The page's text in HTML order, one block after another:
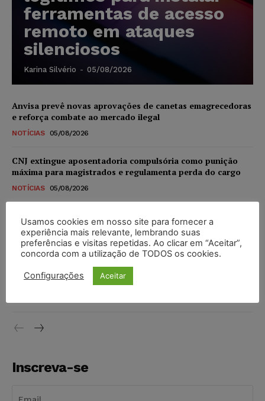
ferramentas de acesso
remoto em ataques
silenciosos
Karina Silvério - 05/08/2026
Anvisa prevê novas aprovações de canetas emagrecedoras
e reforça combate ao mercado ilegal
NOTÍCIAS 05/08/2026
CNJ extingue aposentadoria compulsória como punição
máxima para magistrados e regulamenta perda do cargo
NOTÍCIAS 05/08/2026
Justiça de SP rejeita ação da família de Alexandre de
Moraes contra senador Alessandro Vieira
NOTÍCIAS 05/08/2026
Conselho Nacional de Justiça determina afastamento da
juíza Gabriela Hardt por dois anos
Inscreva-se
Usamos cookies em nosso site para fornecer a
experiência mais relevante, lembrando suas
preferências e visitas repetidas. Ao clicar em “Aceitar”,
concorda com a utilização de TODOS os cookies.
Configurações Aceitar